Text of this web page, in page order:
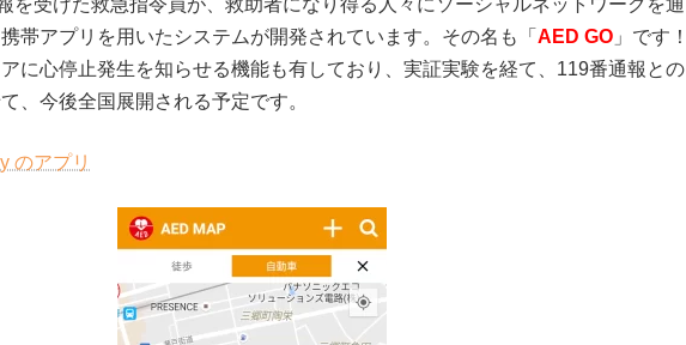
を受けた救急指令員が、救助者になり得る人々にソーシャルネットワークを通
帯アプリを用いたシステムが開発されています。その名も「 AED GO 」です！
に心停止発生を知らせる機能も有しており、実証実験を経て、119番通報との
、今後全国展開される予定です。
のアプリ